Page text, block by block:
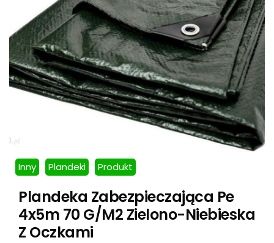
Inny Plandeki Produkt
Plandeka Zabezpieczająca Pe
4x5m 70 G/M2 Zielono-Niebieska
Z Oczkami